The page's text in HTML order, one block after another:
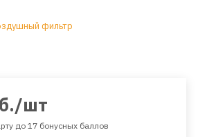
фильтр
/шт
до 17 бонусных баллов